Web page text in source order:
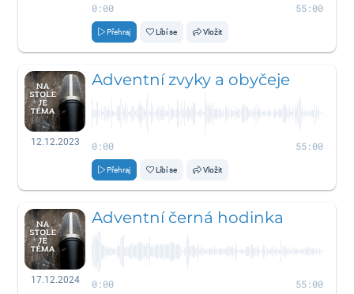
0:00 55:00
Přehraj Líbí se Vložit
12.12.2023
Adventní zvyky a obyčeje
0:00 55:00
Přehraj Líbí se Vložit
17.12.2024
Adventní černá hodinka
0:00 55:00